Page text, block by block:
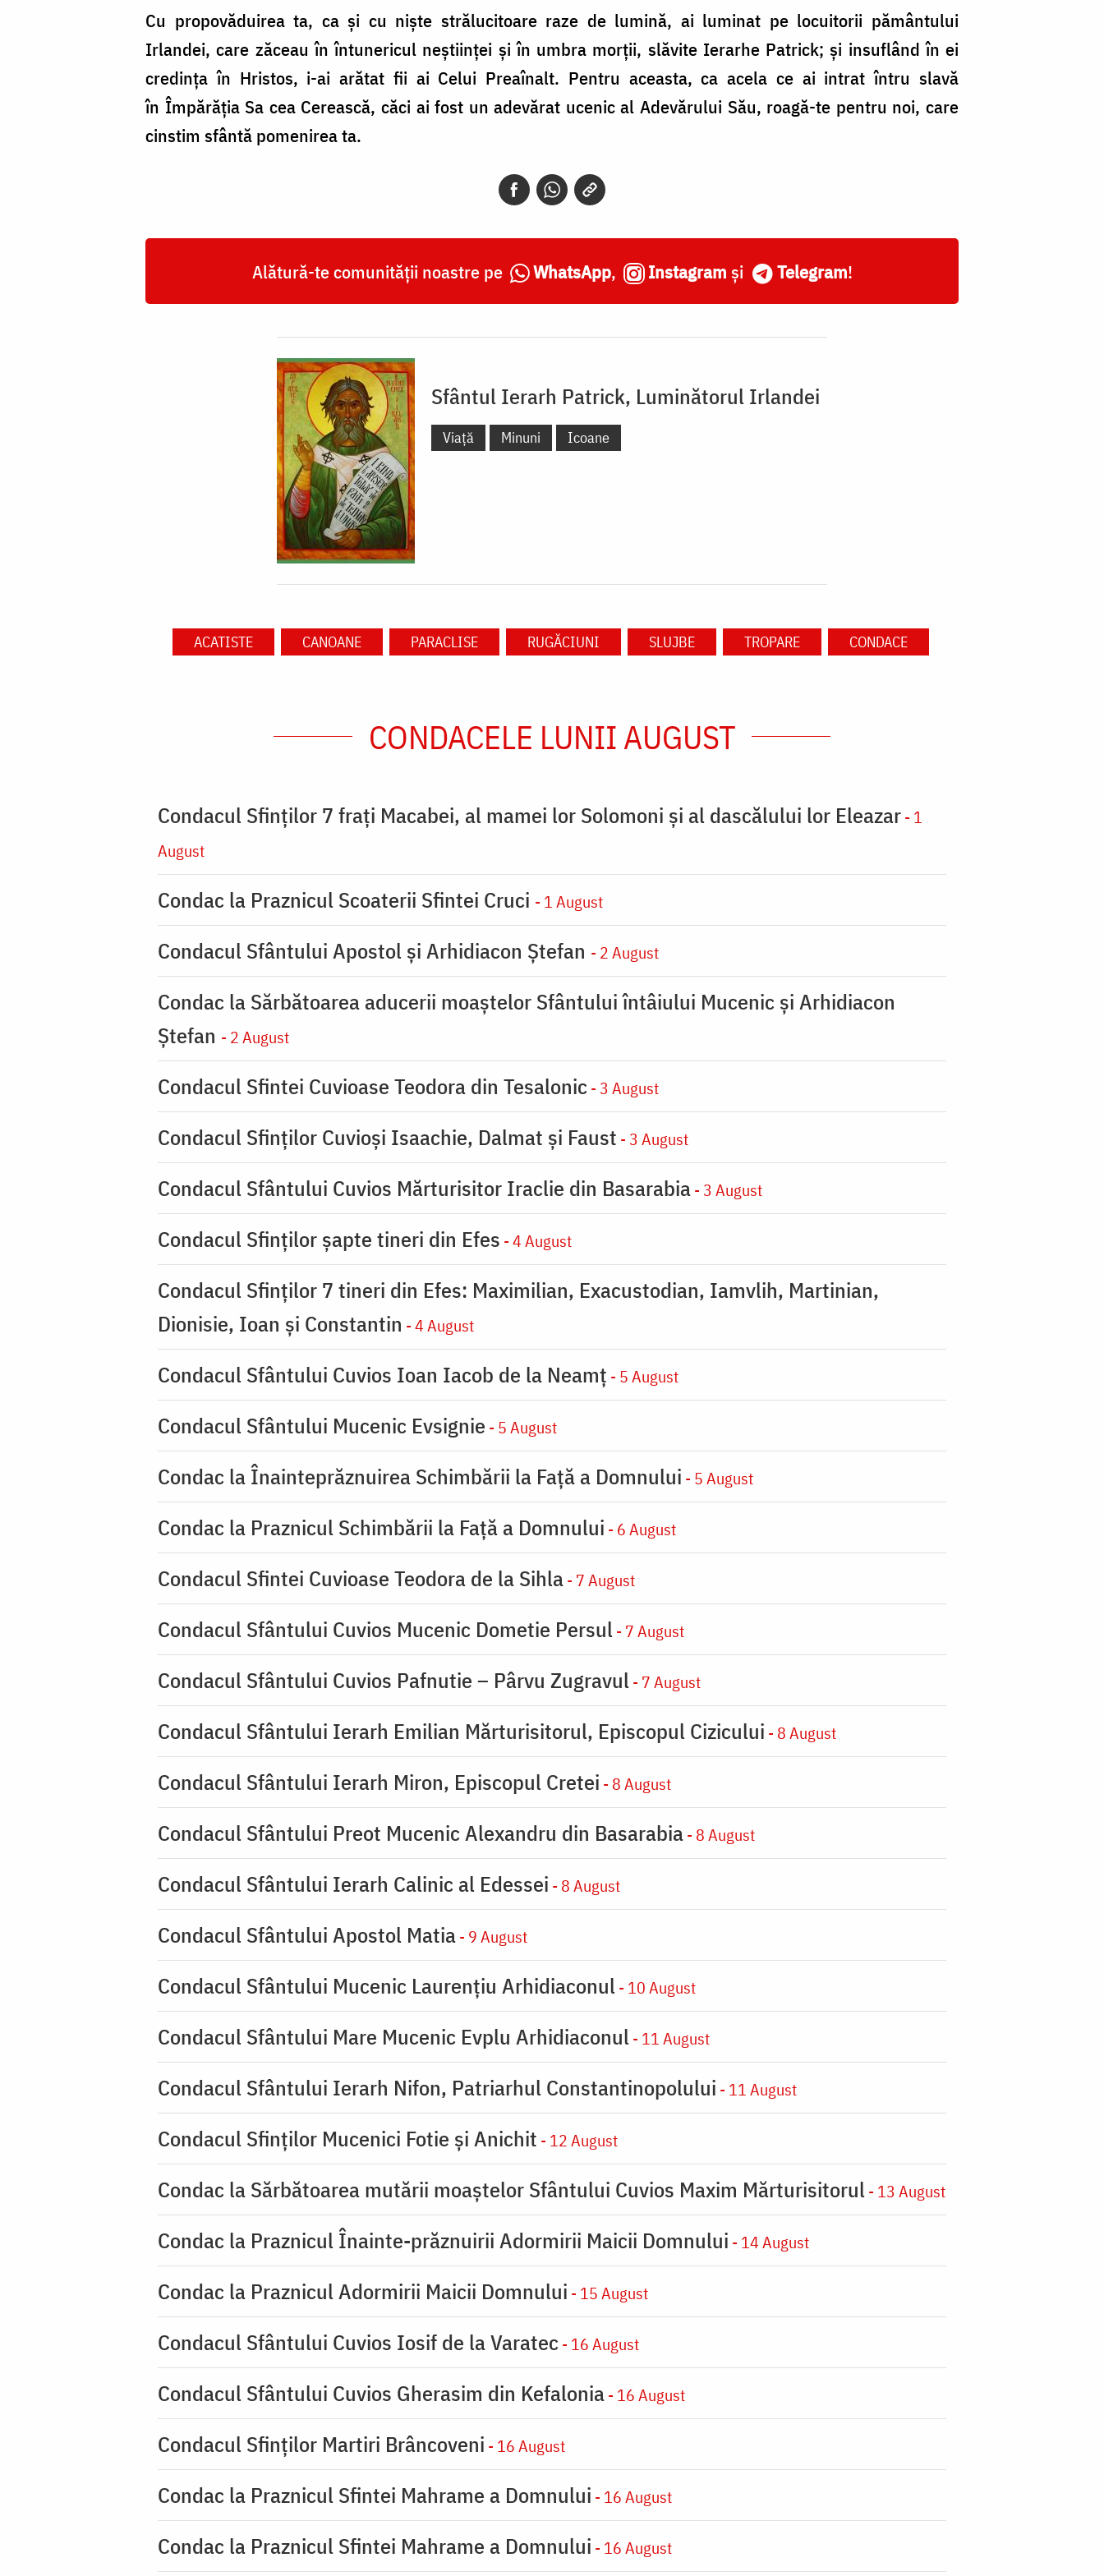
Cu propovăduirea ta, ca şi cu nişte strălucitoare raze de lumină, ai luminat pe locuitorii pământului
Irlandei, care zăceau în întunericul neştiinţei şi în umbra morţii, slăvite Ierarhe Patrick; şi insuflând în ei
credinţa în Hristos, i-ai arătat fii ai Celui Preaînalt. Pentru aceasta, ca acela ce ai intrat întru slavă
în Împărăţia Sa cea Cerească, căci ai fost un adevărat ucenic al Adevărului Său, roagă-te pentru noi, care
cinstim sfântă pomenirea ta.
Alătură-te comunității noastre pe WhatsApp, Instagram și Telegram!
Sfântul Ierarh Patrick, Luminătorul Irlandei
Viață Minuni Icoane
ACATISTE CANOANE PARACLISE RUGĂCIUNI SLUJBE TROPARE CONDACE
CONDACELE LUNII AUGUST
Condacul Sfinţilor 7 fraţi Macabei, al mamei lor Solomoni şi al dascălului lor Eleazar- 1
August
Condac la Praznicul Scoaterii Sfintei Cruci - 1 August
Condacul Sfântului Apostol și Arhidiacon Ștefan - 2 August
Condac la Sărbătoarea aducerii moaştelor Sfântului întâiului Mucenic şi Arhidiacon
Ştefan - 2 August
Condacul Sfintei Cuvioase Teodora din Tesalonic - 3 August
Condacul Sfinţilor Cuvioşi Isaachie, Dalmat şi Faust - 3 August
Condacul Sfântului Cuvios Mărturisitor Iraclie din Basarabia- 3 August
Condacul Sfinţilor şapte tineri din Efes - 4 August
Condacul Sfinţilor 7 tineri din Efes: Maximilian, Exacustodian, Iamvlih, Martinian,
Dionisie, Ioan şi Constantin - 4 August
Condacul Sfântului Cuvios Ioan Iacob de la Neamț - 5 August
Condacul Sfântului Mucenic Evsignie - 5 August
Condac la Înainteprăznuirea Schimbării la Faţă a Domnului - 5 August
Condac la Praznicul Schimbării la Faţă a Domnului - 6 August
Condacul Sfintei Cuvioase Teodora de la Sihla- 7 August
Condacul Sfântului Cuvios Mucenic Dometie Persul - 7 August
Condacul Sfântului Cuvios Pafnutie – Pârvu Zugravul - 7 August
Condacul Sfântului Ierarh Emilian Mărturisitorul, Episcopul Cizicului - 8 August
Condacul Sfântului Ierarh Miron, Episcopul Cretei - 8 August
Condacul Sfântului Preot Mucenic Alexandru din Basarabia- 8 August
Condacul Sfântului Ierarh Calinic al Edessei - 8 August
Condacul Sfântului Apostol Matia- 9 August
Condacul Sfântului Mucenic Laurențiu Arhidiaconul - 10 August
Condacul Sfântului Mare Mucenic Evplu Arhidiaconul - 11 August
Condacul Sfântului Ierarh Nifon, Patriarhul Constantinopolului - 11 August
Condacul Sfinţilor Mucenici Fotie şi Anichit - 12 August
Condac la Sărbătoarea mutării moaştelor Sfântului Cuvios Maxim Mărturisitorul - 13 August
Condac la Praznicul Înainte-prăznuirii Adormirii Maicii Domnului - 14 August
Condac la Praznicul Adormirii Maicii Domnului - 15 August
Condacul Sfântului Cuvios Iosif de la Varatec - 16 August
Condacul Sfântului Cuvios Gherasim din Kefalonia- 16 August
Condacul Sfinților Martiri Brâncoveni - 16 August
Condac la Praznicul Sfintei Mahrame a Domnului - 16 August
Condac la Praznicul Sfintei Mahrame a Domnului - 16 August